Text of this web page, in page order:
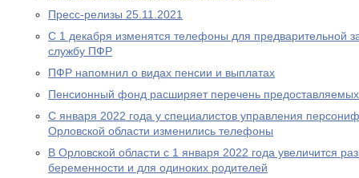
Пресс-релизы 25.11.2021
С 1 декабря изменятся телефоны для предварительной
службу ПФР
ПФР напомнил о видах пенсии и выплатах
Пенсионный фонд расширяет перечень
С января 2022 года у специалистов управления
Орловской области изменились телефоны
В Орловской области с 1 января 2022 года увеличится
беременности и для одиноких родителей